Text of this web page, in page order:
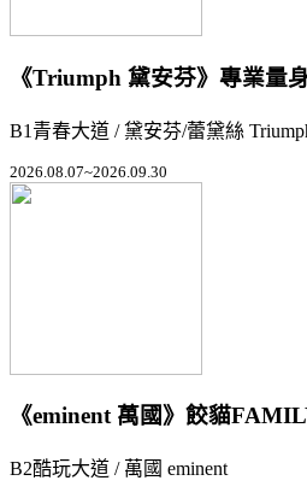
《Triumph 黛安芬》專業量
B1青春大道 / 黛安芬/蕾黛絲
2026.08.07~2026.09.30
《eminent 萬國》餃貓
B2酷玩大道 / 萬國 eminent